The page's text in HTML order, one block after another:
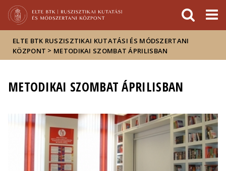
Hírek
Események
ELTE a
sajtóban
ELTE BTK RUSZISZTIKAI KUTATÁSI ÉS MÓDSZERTANI
KÖZPONT > METODIKAI SZOMBAT ÁPRILISBAN
METODIKAI SZOMBAT ÁPRILISBAN